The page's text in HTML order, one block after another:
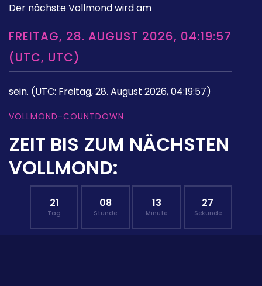
Der nächste Vollmond wird am
FREITAG, 28. AUGUST 2026, 04:19:57
(UTC, UTC)
sein. (UTC: Freitag, 28. August 2026, 04:19:57)
VOLLMOND-COUNTDOWN
ZEIT BIS ZUM NÄCHSTEN
VOLLMOND:
21
Tag
08
Stunde
13
Minute
26
Sekunde